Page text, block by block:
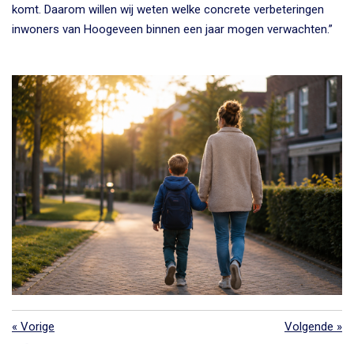
komt. Daarom willen wij weten welke concrete verbeteringen
inwoners van Hoogeveen binnen een jaar mogen verwachten.”
« Vorige Volgende »